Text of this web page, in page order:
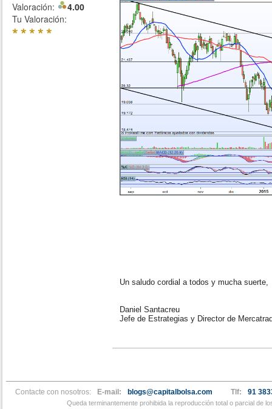
Valoración:
4.00
Tu Valoración:
*****
Un saludo cordial a todos y mucha suerte,
Daniel Santacreu
Jefe de Estrategias y Director de
Contacte con nosotros: E-mail: blogs@capitalbolsa.com Tlf: 91
Queda terminantemente prohibida la reproducción total o parcial de